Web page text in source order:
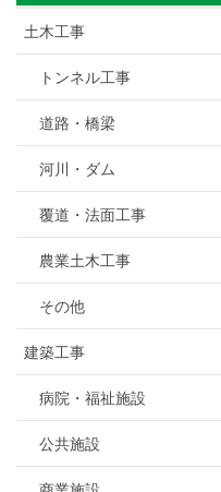
土木工事
トンネル工事
道路・橋梁
河川・ダム
覆道・法面工事
農業土木工事
その他
建築工事
病院・福祉施設
公共施設